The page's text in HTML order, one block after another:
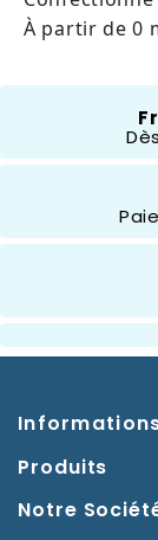
À partir de 0
Type
Produits
Notre